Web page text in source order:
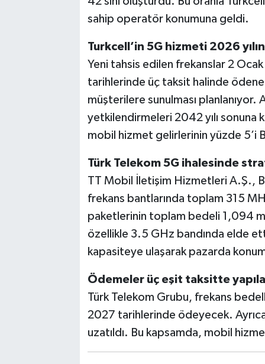
sahip operatör konumuna geldi.
Turkcell’in 5G hizmeti 2026
Yeni tahsis edilen frekanslar 2
tarihlerinde üç taksit halinde
müşterilere sunulması
yetkilendirmeleri 2042 yılı sonuna
mobil hizmet gelirlerinin yüzde 5’i
Türk Telekom 5G ihalesinde
TT Mobil İletişim Hizmetleri A.Ş.,
frekans bantlarında toplam 315
paketlerinin toplam bedeli 1,094
özellikle 3.5 GHz bandında elde
kapasiteye ulaşarak pazarda
Ödemeler üç eşit taksitte
Türk Telekom Grubu, frekans
2027 tarihlerinde ödeyecek.
uzatıldı. Bu kapsamda, mobil